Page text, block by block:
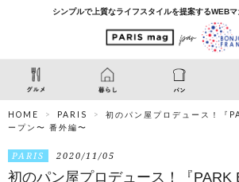
シンプルで上質なライフスタイルを提案するWEB
HOME PARIS
初のパン屋プロデュース！『
ープン〜 番外編〜
PARIS 2020/11/05
初のパン屋プロデュース！『PARK